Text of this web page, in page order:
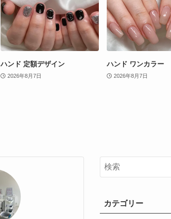
ハンド 定額デザイン
2026年8月7日
ハンド ワンカラー
2026年8月7日
カテゴリー